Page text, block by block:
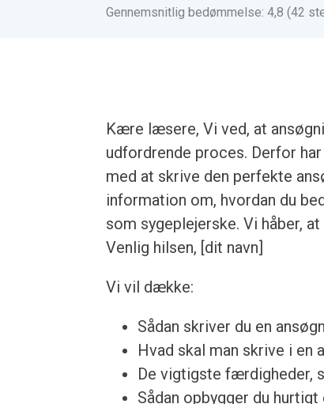
Gennemsnitlig bedømmelse: 4,8 (42
Kære læsere, Vi ved, at
udfordrende proces. Derfor
med at skrive den perfekte
information om, hvordan du
som sygeplejerske. Vi håber,
Venlig hilsen, [dit navn]
Vi vil dække:
Sådan skriver du en
Hvad skal man skrive i en
De vigtigste færdigheder,
Sådan opbygger du